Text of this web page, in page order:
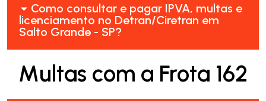
Como consultar e pagar IPVA, multas e
licenciamento no Detran/Ciretran em
Salto Grande - SP?
Multas com a Frota 162